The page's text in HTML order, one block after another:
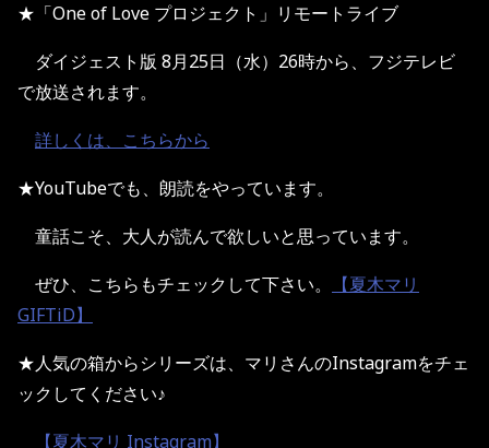
★「One of Love プロジェクト」リモートライブ
ダイジェスト版 8月25日（水）26時から、フジテレビ
で放送されます。
詳しくは、こちらから
★YouTubeでも、朗読をやっています。
童話こそ、大人が読んで欲しいと思っています。
ぜひ、こちらもチェックして下さい。
【夏木マリ
GIFTiD】
★人気の箱からシリーズは、マリさんのInstagramをチェ
ックしてください♪
【夏木マリ Instagram】